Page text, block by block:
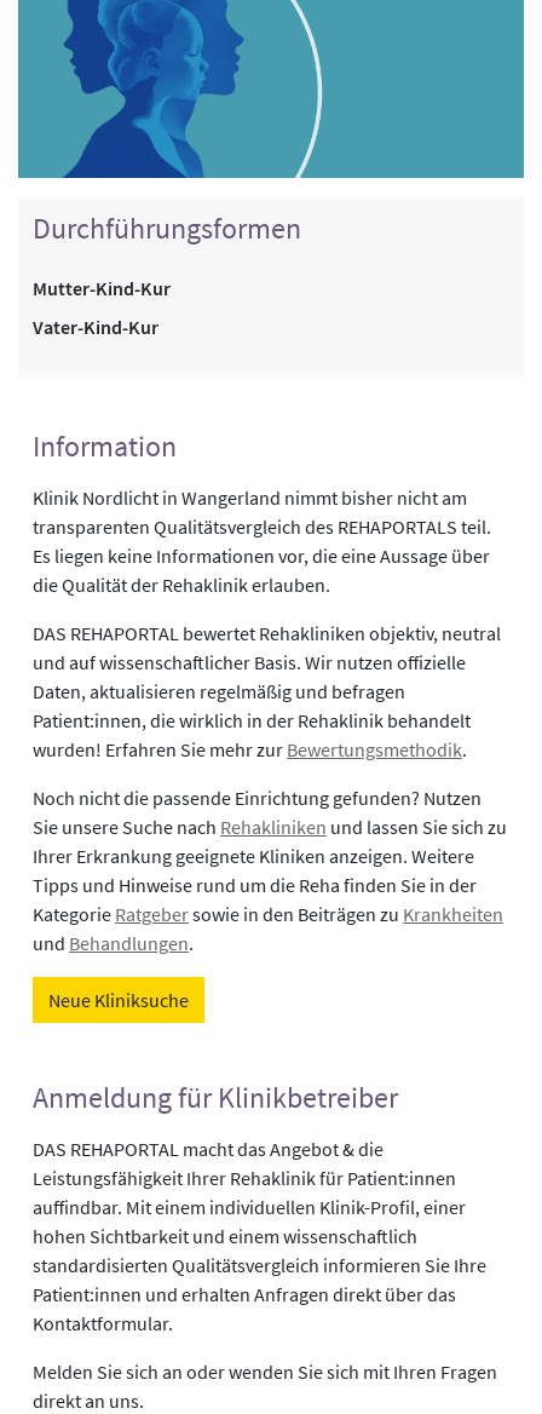
Durchführungsformen
Mutter-Kind-Kur
Vater-Kind-Kur
Information
Klinik Nordlicht in Wangerland nimmt bisher nicht am
transparenten Qualitätsvergleich des REHAPORTALS teil.
Es liegen keine Informationen vor, die eine Aussage über
die Qualität der Rehaklinik erlauben.
DAS REHAPORTAL bewertet Rehakliniken objektiv, neutral
und auf wissenschaftlicher Basis. Wir nutzen offizielle
Daten, aktualisieren regelmäßig und befragen
Patient:innen, die wirklich in der Rehaklinik behandelt
wurden! Erfahren Sie mehr zur Bewertungsmethodik.
Noch nicht die passende Einrichtung gefunden? Nutzen
Sie unsere Suche nach Rehakliniken und lassen Sie sich zu
Ihrer Erkrankung geeignete Kliniken anzeigen. Weitere
Tipps und Hinweise rund um die Reha finden Sie in der
Kategorie Ratgebersowie in den Beiträgen zu Krankheiten
und Behandlungen.
Neue Kliniksuche
Anmeldung für Klinikbetreiber
DAS REHAPORTAL macht das Angebot & die
Leistungsfähigkeit Ihrer Rehaklinik für Patient:innen
auffindbar. Mit einem individuellen Klinik-Profil, einer
hohen Sichtbarkeit und einem wissenschaftlich
standardisierten Qualitätsvergleich informieren Sie Ihre
Patient:innen und erhalten Anfragen direkt über das
Kontaktformular.
Melden Sie sich an oder wenden Sie sich mit Ihren Fragen
direkt an uns.